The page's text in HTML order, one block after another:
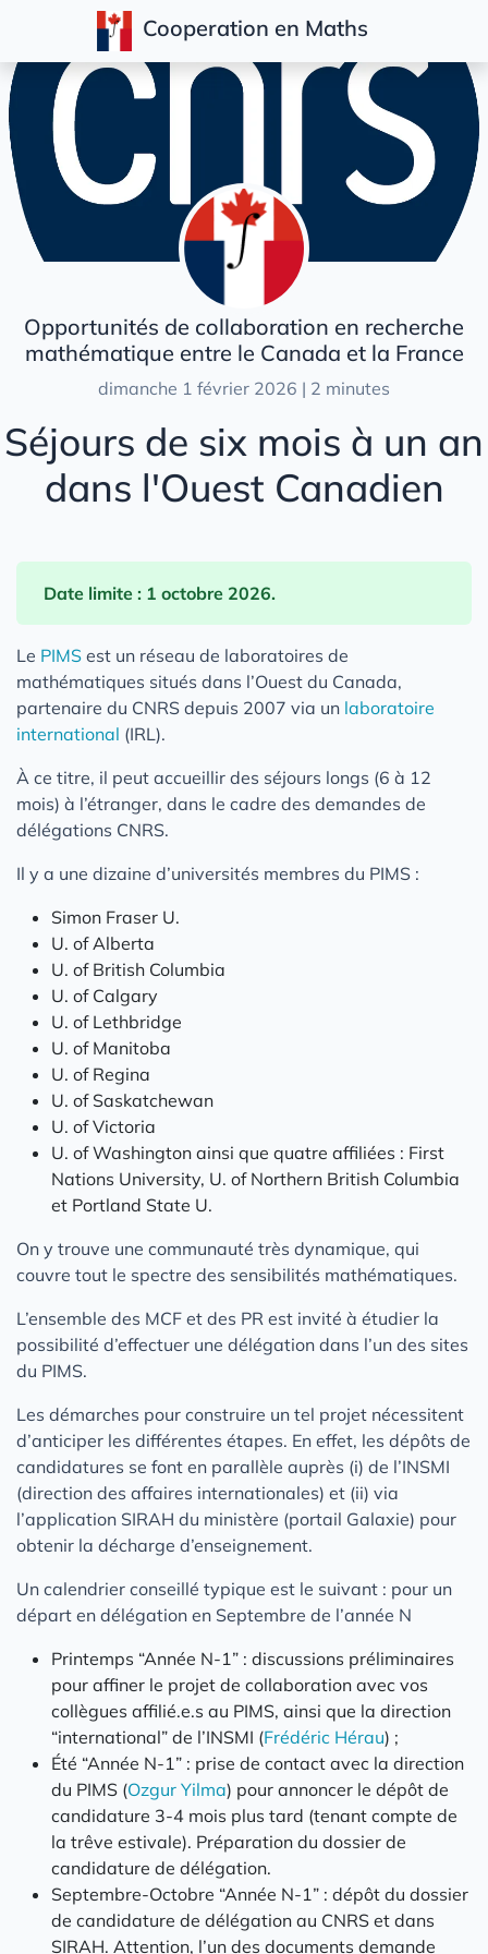
Cooperation en Maths
Articles
Opportunités de collaboration en recherche
mathématique entre le Canada et la France
dimanche 1 février 2026 | 2 minutes
Séjours de six mois à un an
dans l'Ouest Canadien
Date limite : 1 octobre 2026.
Le PIMS est un réseau de laboratoires de
mathématiques situés dans l’Ouest du Canada,
partenaire du CNRS depuis 2007 via un laboratoire
international (IRL).
À ce titre, il peut accueillir des séjours longs (6 à 12
mois) à l’étranger, dans le cadre des demandes de
délégations CNRS.
Il y a une dizaine d’universités membres du PIMS :
Simon Fraser U.
U. of Alberta
U. of British Columbia
U. of Calgary
U. of Lethbridge
U. of Manitoba
U. of Regina
U. of Saskatchewan
U. of Victoria
U. of Washington ainsi que quatre affiliées : First
Nations University, U. of Northern British Columbia
et Portland State U.
On y trouve une communauté très dynamique, qui
couvre tout le spectre des sensibilités mathématiques.
L’ensemble des MCF et des PR est invité à étudier la
possibilité d’effectuer une délégation dans l’un des sites
du PIMS.
Les démarches pour construire un tel projet nécessitent
d’anticiper les différentes étapes. En effet, les dépôts de
candidatures se font en parallèle auprès (i) de l’INSMI
(direction des affaires internationales) et (ii) via
l’application SIRAH du ministère (portail Galaxie) pour
obtenir la décharge d’enseignement.
Un calendrier conseillé typique est le suivant : pour un
départ en délégation en Septembre de l’année N
Printemps “Année N-1” : discussions préliminaires
pour affiner le projet de collaboration avec vos
collègues affilié.e.s au PIMS, ainsi que la direction
“international” de l’INSMI (Frédéric Hérau) ;
Été “Année N-1” : prise de contact avec la direction
du PIMS (Ozgur Yilma) pour annoncer le dépôt de
candidature 3-4 mois plus tard (tenant compte de
la trêve estivale). Préparation du dossier de
candidature de délégation.
Septembre-Octobre “Année N-1” : dépôt du dossier
de candidature de délégation au CNRS et dans
SIRAH. Attention, l’un des documents demande